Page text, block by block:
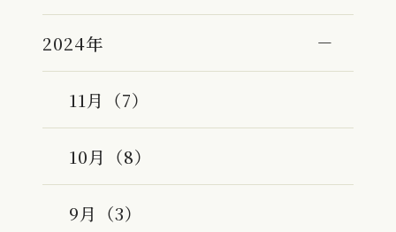
2024年
11月（7）
10月（8）
9月（3）